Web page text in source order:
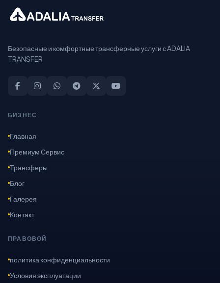
Безопасные и комфортные трансферные услуги с ADALIA
TRANSFER
БИЗНЕС
Главная
Премиум Сервис
Трансферы
Блог
Галерея
Контакт
ПРАВОВОЙ
политика конфиденциальности
Условия эксплуатации